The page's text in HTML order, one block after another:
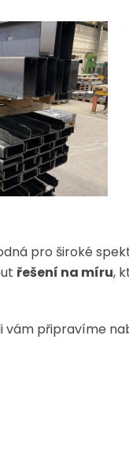
pro široké
řešení na míru,
vám připravíme